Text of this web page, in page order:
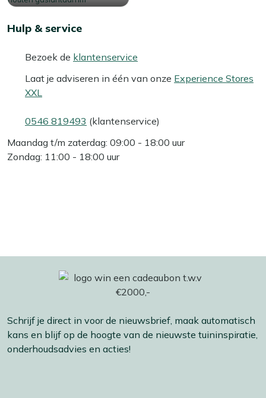
Hulp & service
Bezoek de klantenservice
Laat je adviseren in één van onze Experience Stores
XXL
0546 819493 (klantenservice)
Maandag t/m zaterdag: 09:00 - 18:00 uur
Zondag: 11:00 - 18:00 uur
Schrijf je direct in voor de nieuwsbrief, maak automatisch
kans en blijf op de hoogte van de nieuwste tuininspiratie,
onderhoudsadvies en acties!